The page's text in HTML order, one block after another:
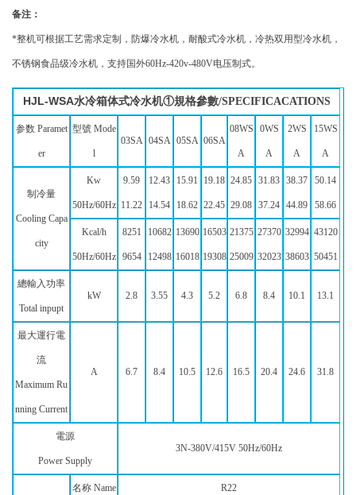
备注：
*整机可根据工艺需求定制，防爆冷水机，耐酸式冷水机，冷热双用型冷水机，
不锈钢食品级冷水机，支持国外60Hz-420v-480V电压制式。
HJL-WSA水冷箱体式冷水机①規格參數/SPECIFICACATIONS
参数 Paramet
er
型號 Mode
l
03SA 04SA 05SA 06SA
08WS
A
0WS
A
2WS
A
15WS
A
制冷量
Cooling Capa
city
Kw
50Hz/60Hz
9.59
11.22
12.43
14.54
15.91
18.62
19.18
22.45
24.85
29.08
31.83
37.24
38.37
44.89
50.14
58.66
Kcal/h
50Hz/60Hz
8251
9654
10682
12498
13690
16018
16503
19308
21375
25009
27370
32023
32994
38603
43120
50451
總輸入功率
Total inpupt
kW 2.8 3.55 4.3 5.2 6.8 8.4 10.1 13.1
最大運行電
流
Maximum Ru
nning Current
A 6.7 8.4 10.5 12.6 16.5 20.4 24.6 31.8
電源
Power Supply
3N-380V/415V 50Hz/60Hz
名称 Name R22